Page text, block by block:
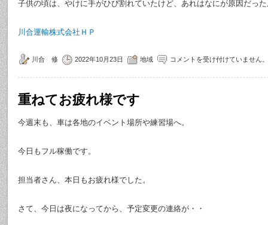
子供の頃は、やけに手がひび割れていたけど、あれはなにが原因だっ
川合運輸株式会社ＨＰ
川合 修 2022年10月23日 地域 コメントを受け付けていません。
重ねてお疲れ様です
今週末も、車は各地のイベント場所や練習場へ。
今日もフル稼働です。
担当者さん、本日もお疲れ様でした。
さて、今日は夜になってから、予定変更の連絡が・・